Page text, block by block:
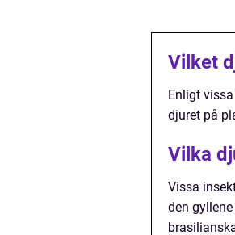
Vilket
Enligt
djuret på
Vilka
Vissa
den